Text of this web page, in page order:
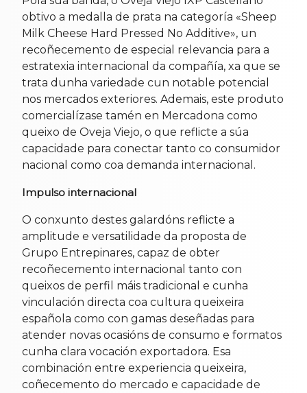
obtivo a medalla de prata na categoría «Sheep
Milk Cheese Hard Pressed No Additive», un
recoñecemento de especial relevancia para a
estratexia internacional da compañía, xa que se
trata dunha variedade cun notable potencial
nos mercados exteriores. Ademais, este produto
comercialízase tamén en Mercadona como
queixo de Oveja Viejo, o que reflicte a súa
capacidade para conectar tanto co consumidor
nacional como coa demanda internacional.
Impulso internacional
O conxunto destes galardóns reflicte a
amplitude e versatilidade da proposta de
Grupo Entrepinares, capaz de obter
recoñecemento internacional tanto con
queixos de perfil máis tradicional e cunha
vinculación directa coa cultura queixeira
española como con gamas deseñadas para
atender novas ocasións de consumo e formatos
cunha clara vocación exportadora. Esa
combinación entre experiencia queixeira,
coñecemento do mercado e capacidade de